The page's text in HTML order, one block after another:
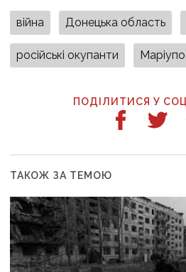
війна Донецька область
російські окупанти
ПОДІЛИТИСЯ У
ТАКОЖ ЗА ТЕМОЮ